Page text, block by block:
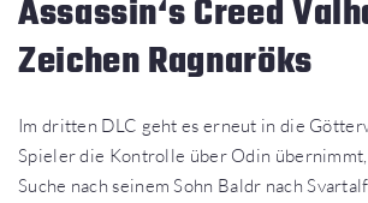
Assassin‘s Creed
Zeichen Ragnaröks
Im dritten DLC geht es erneut in die
Spieler die Kontrolle über Odin
Suche nach seinem Sohn Baldr nach